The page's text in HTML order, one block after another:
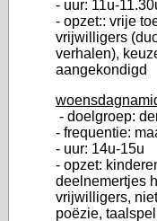
- uur: 11u-
- opzet:: vrije
vrijwilligers
verhalen),
aangekondigd
- doelgroep:
- frequentie:
- uur: 14u-15u
- opzet:
deelnemertjes
vrijwilligers,
poëzie,